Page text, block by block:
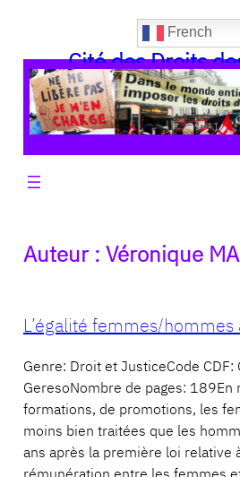
contenu
French
Cité des Droits
Auteur : Véronique
L’égalité femmes/hommes
Genre: Droit et JusticeCode
GeresoNombre de pages: 189En
formations, de promotions, les
moins bien traitées que les
ans après la première loi relative
rémunération entre les femmes